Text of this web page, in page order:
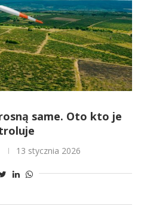
same. Oto kto je
13 stycznia 2026